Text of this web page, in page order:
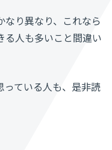
り異なり、これなら
る人も多いこと間違い
っている人も、是非読